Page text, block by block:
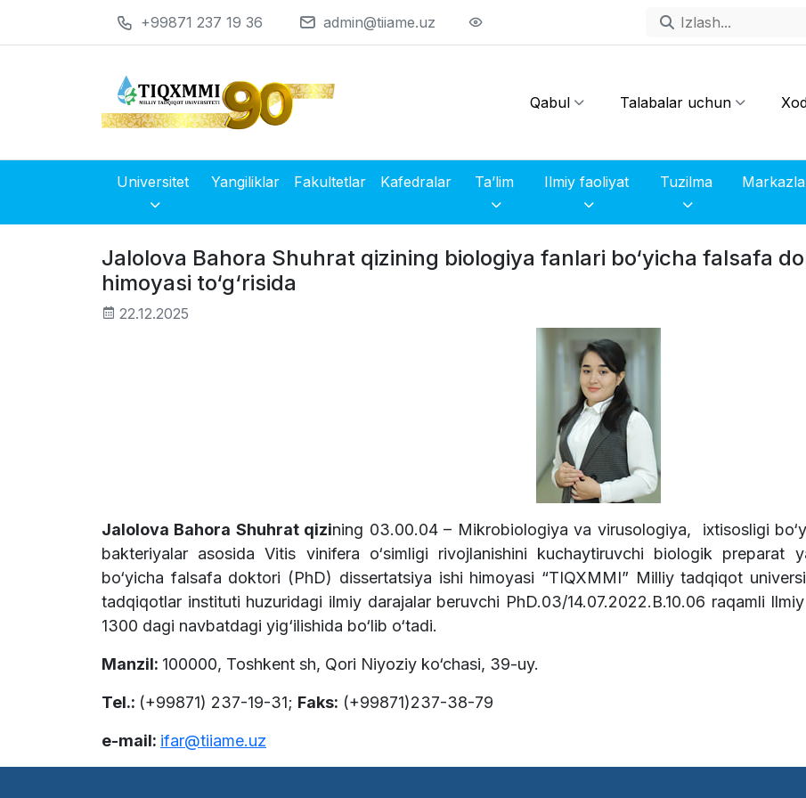
+99871 237 19 36 admin@tiiame.uz
Qabul Talabalar uchun
Yangiliklar Fakultetlar Kafedralar Ta’lim Tuzilma
Jalolova Bahora Shuhrat qizining biologiya fanlari bo‘yicha falsafa
himoyasi to‘g‘risida
22.12.2025
Jalolova Bahora Shuhrat qizining 03.00.04 – Mikrobiologiya va virusologiya, ixtisosligi
bakteriyalar asosida Vitis vinifera o‘simligi rivojlanishini kuchaytiruvchi biologik preparat
bo‘yicha falsafa doktori (PhD) dissertatsiya ishi himoyasi “TIQXMMI” Milliy tadqiqot
tadqiqotlar instituti huzuridagi ilmiy darajalar beruvchi PhD.03/14.07.2022.B.10.06 raqamli
1300 dagi navbatdagi yig‘ilishida bo‘lib o‘tadi.
Manzil: 100000, Toshkent sh, Qori Niyoziy ko‘chasi, 39-uy.
Tel.: (+99871) 237-19-31; Faks: (+99871)237-38-79
e-mail: ifar@tiiame.uz